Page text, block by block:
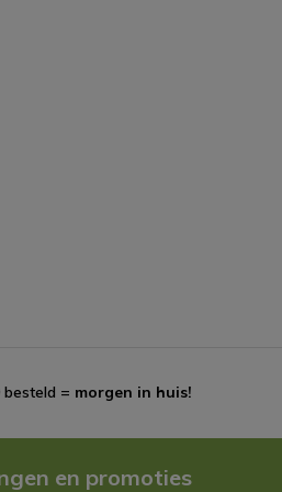
besteld = morgen in huis!
en promoties